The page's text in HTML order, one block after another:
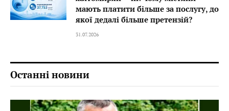
мають платити більше за послугу, до
якої дедалі більше претензій?
31.07.2026
Останні новини